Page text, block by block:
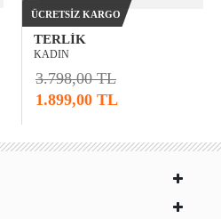
TERLIK
KADIN
3.798,00 TL
1.899,00 TL
ÜCRETSIZ KARGO